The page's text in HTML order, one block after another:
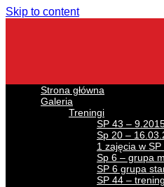
Skip to content
Strona główna
Galeria
Treningi
SP 43 –
Sp 20 –
1 zajęcia w
Sp 6 – grupa
SP 6 grupa
SP 44 –